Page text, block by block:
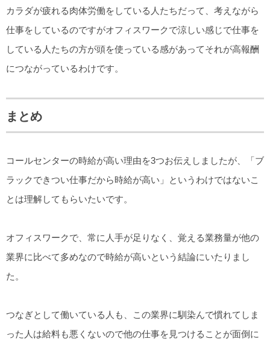
カラダが疲れる肉体労働をしている人たちだって、考えながら
仕事をしているのですがオフィスワークで涼しい感じで仕事を
している人たちの方が頭を使っている感があってそれが高報酬
につながっているわけです。
まとめ
コールセンターの時給が高い理由を3つお伝えしましたが、「ブ
ラックできつい仕事だから時給が高い」というわけではないこ
とは理解してもらいたいです。
オフィスワークで、常に人手が足りなく、覚える業務量が他の
業界に比べて多めなので時給が高いという結論にいたりまし
た。
つなぎとして働いている人も、この業界に馴染んで慣れてしま
った人は給料も悪くないので他の仕事を見つけることが面倒に